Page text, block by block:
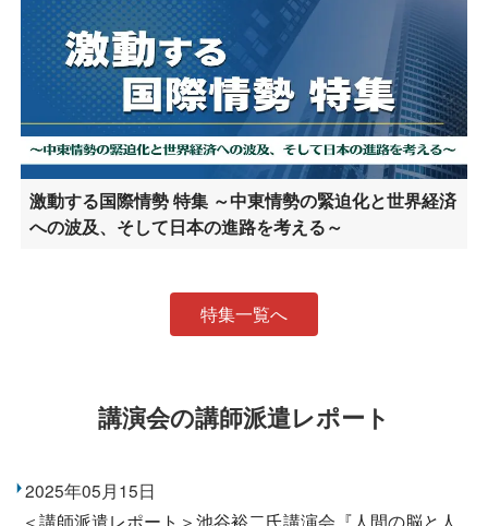
激動する国際情勢 特集 ～中東情勢の緊迫化と世界経済
への波及、そして日本の進路を考える～
特集一覧へ
講演会の講師派遣レポート
2025年05月15日
＜講師派遣レポート＞池谷裕二氏講演会『人間の脳と人